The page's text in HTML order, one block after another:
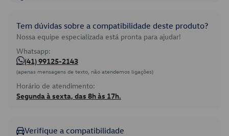
Tem dúvidas sobre a compatibilidade deste produto?
Nossa equipe especializada está pronta para ajudar!
Whatsapp:
(41) 99125-2143
(apenas mensagens de texto, não atendemos ligações)
Horário de atendimento:
Segunda à sexta, das 8h às 17h.
Verifique a compatibilidade